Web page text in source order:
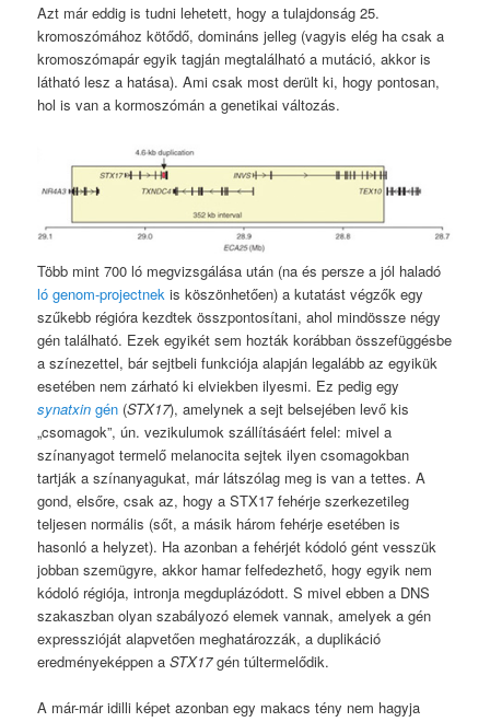
Azt már eddig is tudni lehetett, hogy a tulajdonság 25.
kromoszómához kötődő, domináns jelleg (vagyis elég ha csak a
kromoszómapár egyik tagján megtalálható a mutáció, akkor is
látható lesz a hatása). Ami csak most derült ki, hogy pontosan,
hol is van a kormoszómán a genetikai változás.
Több mint 700 ló megvizsgálása után (na és persze a jól haladó
ló genom-projectnek is köszönhetően) a kutatást végzők egy
szűkebb régióra kezdtek összpontosítani, ahol mindössze négy
gén található. Ezek egyikét sem hozták korábban összefüggésbe
a színezettel, bár sejtbeli funkciója alapján legalább az egyikük
esetében nem zárható ki elviekben ilyesmi. Ez pedig egy
synatxin gén (STX17), amelynek a sejt belsejében levő kis
„csomagok”, ún. vezikulumok szállításáért felel: mivel a
színanyagot termelő melanocita sejtek ilyen csomagokban
tartják a színanyagukat, már látszólag meg is van a tettes. A
gond, elsőre, csak az, hogy a STX17 fehérje szerkezetileg
teljesen normális (sőt, a másik három fehérje esetében is
hasonló a helyzet). Ha azonban a fehérjét kódoló gént vesszük
jobban szemügyre, akkor hamar felfedezhető, hogy egyik nem
kódoló régiója, intronja megduplázódott. S mivel ebben a DNS
szakaszban olyan szabályozó elemek vannak, amelyek a gén
expresszióját alapvetően meghatározzák, a duplikáció
eredményeképpen aSTX17gén túltermelődik.
A már-már idilli képet azonban egy makacs tény nem hagyja